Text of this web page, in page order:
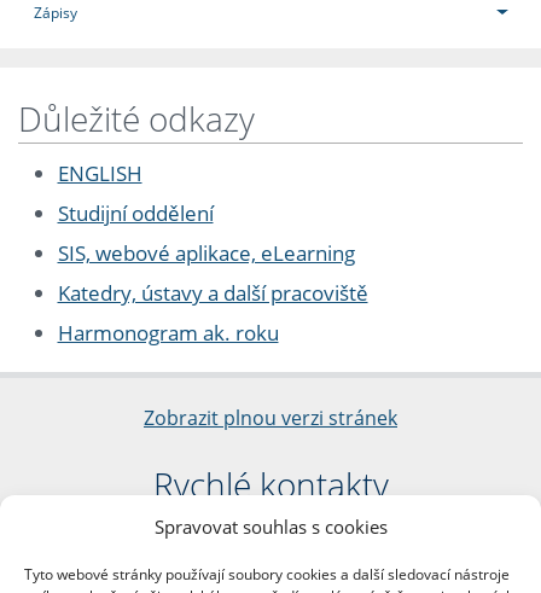
Spravovat souhlas s cookies
Tyto webové stránky používají soubory cookies a další sledovací nástroje
Zápisy
Důležité odkazy
ENGLISH
Studijní oddělení
SIS, webové aplikace, eLearning
Katedry, ústavy a další pracoviště
Harmonogram ak. roku
Zobrazit plnou verzi stránek
Rychlé kontakty
Filozofická fakulta
nám. Jana Palacha 1/2